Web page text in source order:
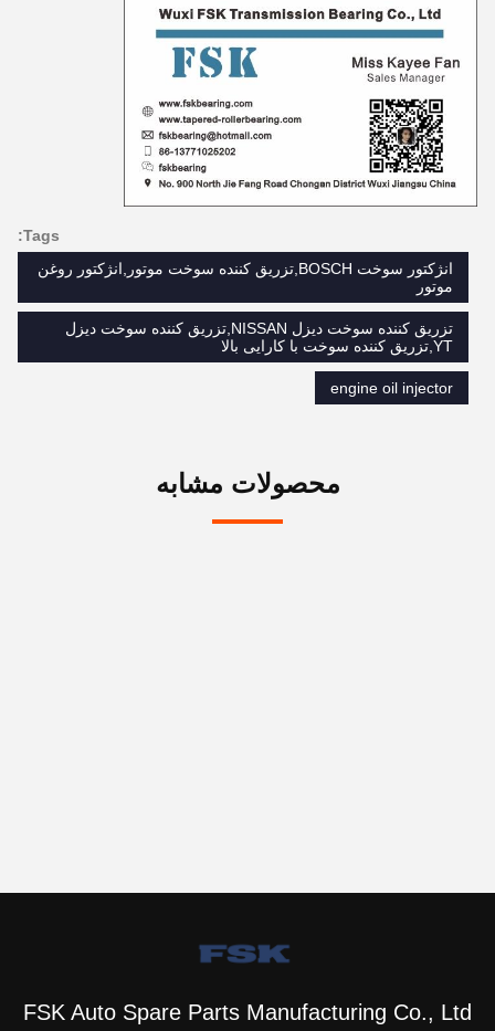
Tags:
انژکتور سوخت BOSCH,تزریق کننده سوخت موتور,انژکتور روغن
موتور
تزریق کننده سوخت دیزل NISSAN,تزریق کننده سوخت دیزل
YT,تزریق کننده سوخت با کارایی بالا
engine oil injector
محصولات مشابه
FSK Auto Spare Parts Manufacturing Co., Ltd